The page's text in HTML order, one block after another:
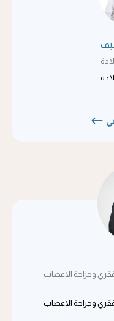
وجراحة الاعصاب
وجراحة الاعصاب